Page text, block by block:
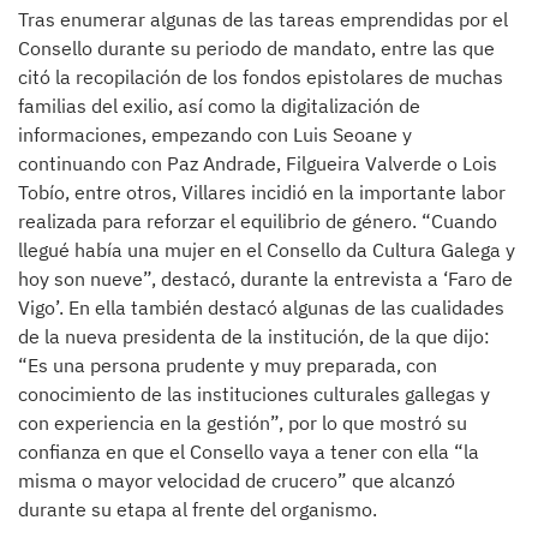
Tras enumerar algunas de las tareas emprendidas por el
Consello durante su periodo de mandato, entre las que
citó la recopilación de los fondos epistolares de muchas
familias del exilio, así como la digitalización de
informaciones, empezando con Luis Seoane y
continuando con Paz Andrade, Filgueira Valverde o Lois
Tobío, entre otros, Villares incidió en la importante labor
realizada para reforzar el equilibrio de género. “Cuando
llegué había una mujer en el Consello da Cultura Galega y
hoy son nueve”, destacó, durante la entrevista a ‘Faro de
Vigo’. En ella también destacó algunas de las cualidades
de la nueva presidenta de la institución, de la que dijo:
“Es una persona prudente y muy preparada, con
conocimiento de las instituciones culturales gallegas y
con experiencia en la gestión”, por lo que mostró su
confianza en que el Consello vaya a tener con ella “la
misma o mayor velocidad de crucero” que alcanzó
durante su etapa al frente del organismo.